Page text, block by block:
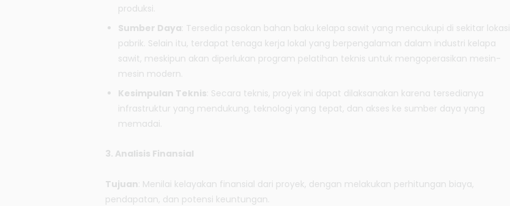
produksi.
Sumber Daya: Tersedia pasokan bahan baku kelapa sawit yang mencukupi di sekitar lokasi
pabrik. Selain itu, terdapat tenaga kerja lokal yang berpengalaman dalam industri kelapa
sawit, meskipun akan diperlukan program pelatihan teknis untuk mengoperasikan mesin-
mesin modern.
Kesimpulan Teknis: Secara teknis, proyek ini dapat dilaksanakan karena tersedianya
infrastruktur yang mendukung, teknologi yang tepat, dan akses ke sumber daya yang
memadai.
3. Analisis Finansial
Tujuan: Menilai kelayakan finansial dari proyek, dengan melakukan perhitungan biaya,
pendapatan, dan potensi keuntungan.